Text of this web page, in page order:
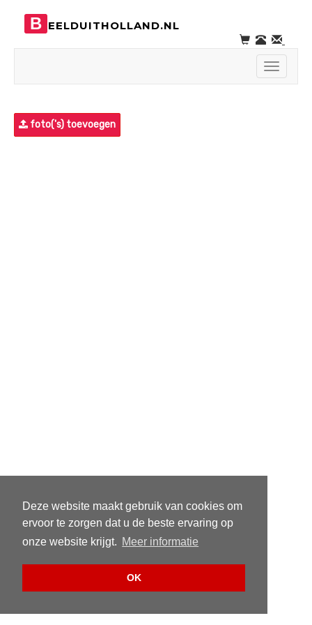
Deze website maakt gebruik van cookies om
ervoor te zorgen dat u de beste ervaring op
onze website krijgt. Meer informatie
OK
B EELDUITHOLLAND.NL
Toggle
foto('s) toevoegen